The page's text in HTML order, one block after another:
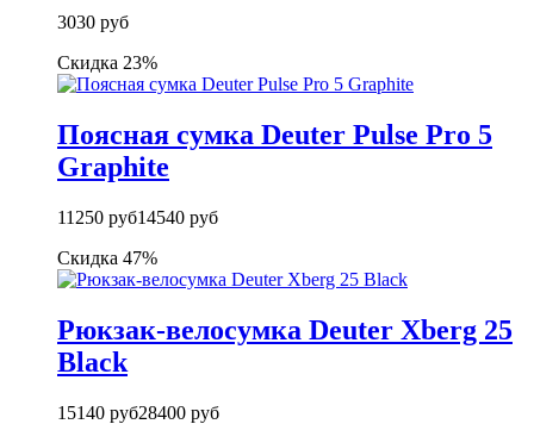
3030 руб
Скидка 23%
Поясная сумка Deuter Pulse Pro 5
Graphite
11250 руб14540 руб
Скидка 47%
Рюкзак-велосумка Deuter Xberg 25
Black
15140 руб28400 руб